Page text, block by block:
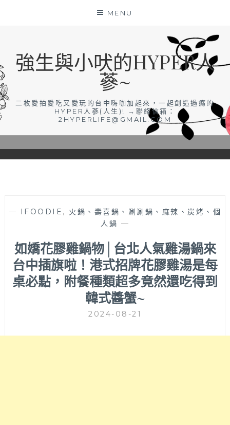
MENU
強生與小吠的HYPER人
蔘~
二枚愛拍愛吃又愛玩的台中嗨咖加起來，一起創造過癮的
HYPER人蔘(人生)! →聯絡信箱：
2HYPERLIFE@GMAIL.COM
— IFOODIE , 火鍋、壽喜鍋、涮涮鍋、麻辣、炭烤、個
人鍋 —
如嬌花膠雞鍋物│台北人氣雞湯鍋來
台中插旗啦！港式招牌花膠雞湯是每
桌必點，附餐種類超多竟然還吃得到
韓式醬蟹~
2024-08-21